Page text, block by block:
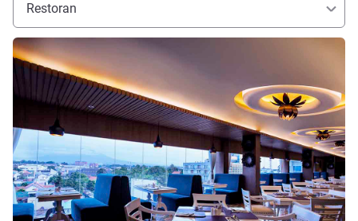
Restoran
Ayrıntıları göster